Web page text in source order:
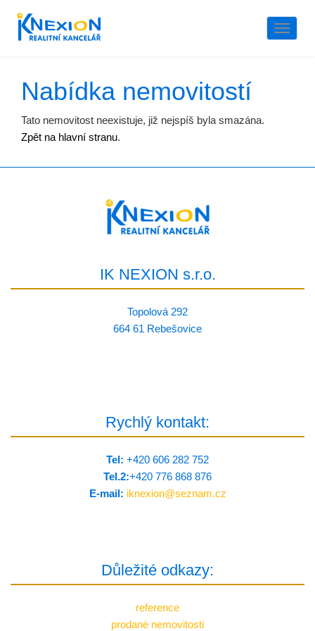
Nabídka nemovitostí
Tato nemovitost neexistuje, již nejspíš byla smazána.
Zpět na hlavní stranu.
IK NEXION s.r.o.
Topolová 292
664 61 Rebešovice
Rychlý kontakt:
Tel: +420 606 282 752
Tel.2:+420 776 8­68 876
E-mail: iknexion@seznam.cz
Důležité odkazy:
reference
prodané nemovitosti